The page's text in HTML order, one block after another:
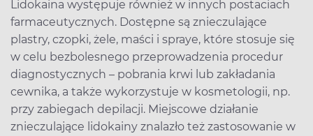
Lidokaina występuje również w innych postaciach
farmaceutycznych. Dostępne są znieczulające
plastry, czopki, żele, maści i spraye, które stosuje się
w celu bezbolesnego przeprowadzenia procedur
diagnostycznych – pobrania krwi lub zakładania
cewnika, a także wykorzystuje w kosmetologii, np.
przy zabiegach depilacji. Miejscowe działanie
znieczulające lidokainy znalazło też zastosowanie w